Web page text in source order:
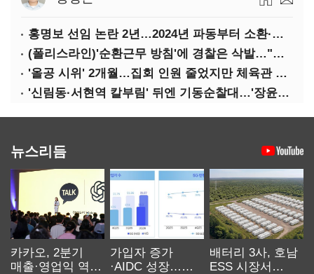
홍명보 선임 논란 2년…2024년 파동부터 소환·압색까지
(폴리스라인)'순환근무 방침'에 경찰은 삭발…"베테랑·수사력 보강 먼저"
'올공 시위' 2개월…집회 인원 줄었지만 체육관 봉쇄 계속
'신림동·서현역 칼부림' 뒤엔 기동순찰대…'장윤기 은폐·조작' 후엔 내부비리수사대
뉴스리듬
카카오, 2분기
매출·영업익 역대
가입자 증가
·AIDC 성장…
배터리 3사, 호남
ESS 시장서